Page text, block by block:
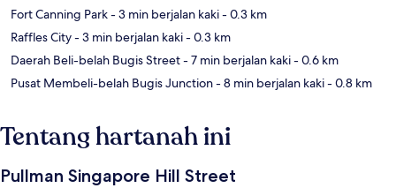
Fort Canning Park- 3 min berjalan kaki- 0.3 km
Raffles City- 3 min berjalan kaki- 0.3 km
Daerah Beli-belah Bugis Street- 7 min berjalan kaki- 0.6 km
Pusat Membeli-belah Bugis Junction- 8 min berjalan kaki- 0.8 km
Tentang hartanah ini
Pullman Singapore Hill Street